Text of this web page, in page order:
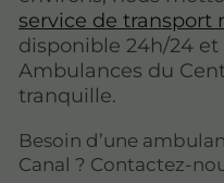
service de transport
disponible 24h/24 et
Ambulances du
tranquille.
Besoin d’une
Canal ? Contactez-